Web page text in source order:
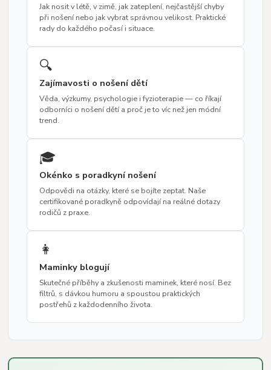
Jak nosit v létě, v zimě, jak zateplení, nejčastější chyby
při nošení nebo jak vybrat správnou velikost. Praktické
rady do každého počasí i situace.
🔍
Zajímavosti o nošení dětí
Věda, výzkumy, psychologie i fyzioterapie — co říkají
odborníci o nošení dětí a proč je to víc než jen módní
trend.
🎓
Okénko s poradkyní nošení
Odpovědi na otázky, které se bojíte zeptat. Naše
certifikované poradkyně odpovídají na reálné dotazy
rodičů z praxe.
👩
Maminky blogují
Skutečné příběhy a zkušenosti maminek, které nosí. Bez
filtrů, s dávkou humoru a spoustou praktických
postřehů z každodenního života.